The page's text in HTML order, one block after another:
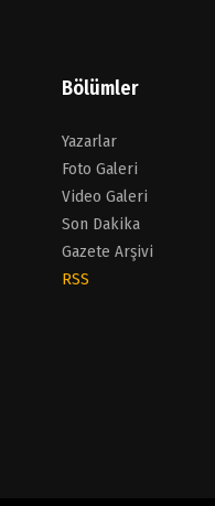
Bölümler
Yazarlar
Foto Galeri
Video Galeri
Son Dakika
Gazete Arşivi
RSS